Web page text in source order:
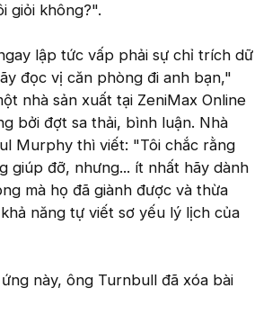
giỏi không?".
lập tức vấp phải sự chỉ trích dữ
đọc vị căn phòng đi anh bạn,"
nhà sản xuất tại ZeniMax Online
bởi đợt sa thải, bình luận. Nhà
Murphy thì viết: "Tôi chắc rằng
giúp đỡ, nhưng... ít nhất hãy dành
mà họ đã giành được và thừa
năng tự viết sơ yếu lý lịch của
này, ông Turnbull đã xóa bài